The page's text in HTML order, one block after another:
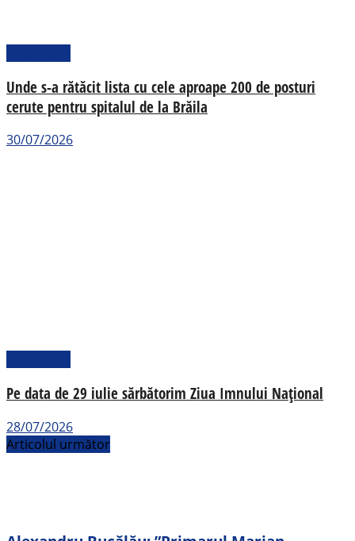
Unde s-a rătăcit lista cu cele aproape 200 de posturi
cerute pentru spitalul de la Brăila
30/07/2026
Pe data de 29 iulie sărbătorim Ziua Imnului Național
28/07/2026
Articolul următor